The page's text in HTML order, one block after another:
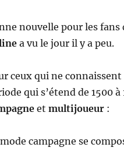
nouvelle pour les fans
a vu le jour il y a peu.
ceux qui ne
qui s’étend de 1500
et multijoueur:
campagne se